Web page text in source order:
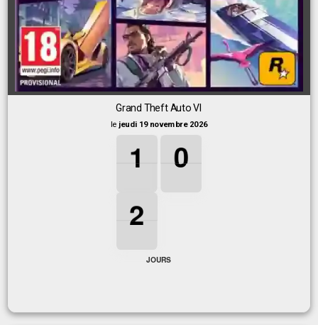
Grand Theft Auto VI
le jeudi 19 novembre 2026
1
1
1
1 0
0
0
0
2
2
2
2
JOURS